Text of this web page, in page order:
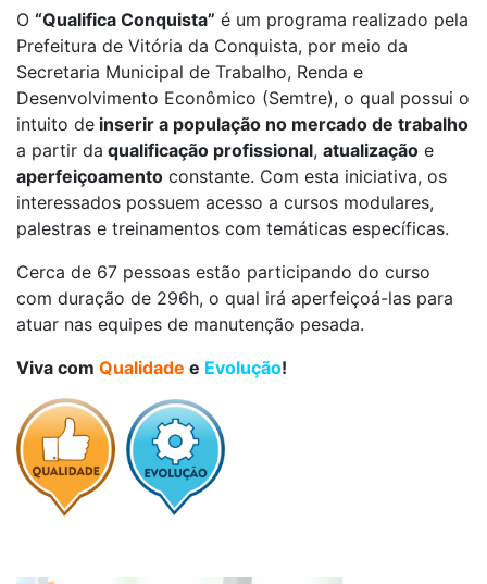
O “Qualifica Conquista” é um programa realizado pela
Prefeitura de Vitória da Conquista, por meio da
Secretaria Municipal de Trabalho, Renda e
Desenvolvimento Econômico (Semtre), o qual possui o
intuito de inserir a população no mercado de trabalho
a partir da qualificação profissional, atualização e
aperfeiçoamento constante. Com esta iniciativa, os
interessados possuem acesso a cursos modulares,
palestras e treinamentos com temáticas específicas.
Cerca de 67 pessoas estão participando do curso
com duração de 296h, o qual irá aperfeiçoá-las para
atuar nas equipes de manutenção pesada.
Viva com Qualidade e Evolução!